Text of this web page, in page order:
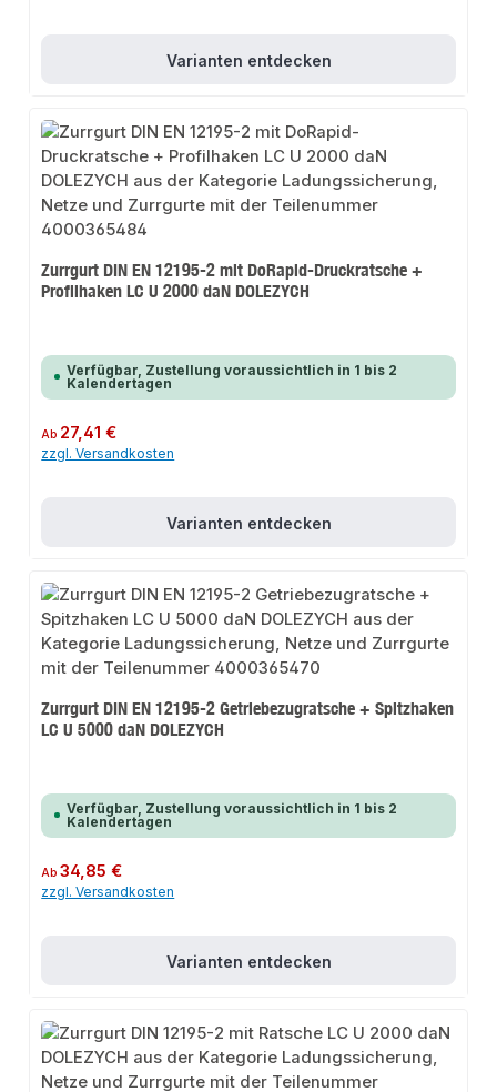
Varianten entdecken
Zurrgurt DIN EN 12195-2 mit DoRapid-Druckratsche +
Profilhaken LC U 2000 daN DOLEZYCH
Verfügbar, Zustellung voraussichtlich in 1 bis 2
Kalendertagen
Regulärer Preis:
Ab 27,41 €
zzgl. Versandkosten
Varianten entdecken
Zurrgurt DIN EN 12195-2 Getriebezugratsche + Spitzhaken
LC U 5000 daN DOLEZYCH
Verfügbar, Zustellung voraussichtlich in 1 bis 2
Kalendertagen
Regulärer Preis:
Ab34,85 €
zzgl. Versandkosten
Varianten entdecken